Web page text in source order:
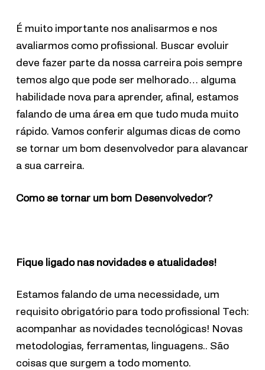
É muito importante nos analisarmos e nos
avaliarmos como profissional. Buscar evoluir
deve fazer parte da nossa carreira pois sempre
temos algo que pode ser melhorado… alguma
habilidade nova para aprender, afinal, estamos
falando de uma área em que tudo muda muito
rápido. Vamos conferir algumas dicas de como
se tornar um bom desenvolvedor para alavancar
a sua carreira.
Como se tornar um bom Desenvolvedor?
Fique ligado nas novidades e atualidades!
Estamos falando de uma necessidade, um
requisito obrigatório para todo profissional Tech:
acompanhar as novidades tecnológicas! Novas
metodologias, ferramentas, linguagens.. São
coisas que surgem a todo momento.